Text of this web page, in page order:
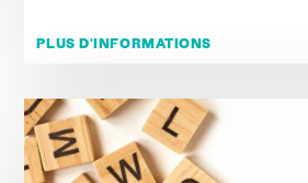
PLUS D'INFORMATIONS